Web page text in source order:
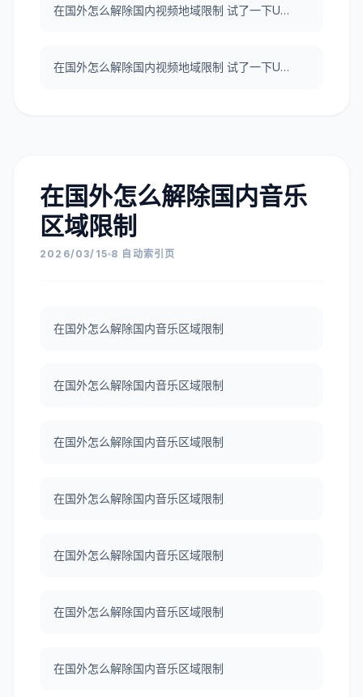
在国外怎么解除国内视频地域限制 试了一下UNBLOCKCN，真好用。
在国外怎么解除国内视频地域限制 试了一下UNBLOCKCN，真好用。
在国外怎么解除国内音乐
区域限制
2026/03/15 8 自动索引页
在国外怎么解除国内音乐区域限制
在国外怎么解除国内音乐区域限制
在国外怎么解除国内音乐区域限制
在国外怎么解除国内音乐区域限制
在国外怎么解除国内音乐区域限制
在国外怎么解除国内音乐区域限制
在国外怎么解除国内音乐区域限制